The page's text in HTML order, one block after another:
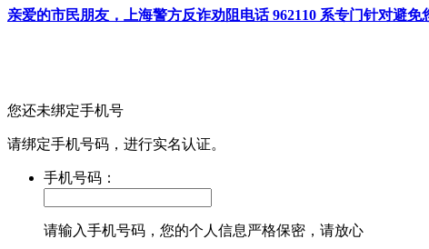
亲爱的市民朋友，上海警方反诈劝阻电话 962110 系专门针对避
您还未绑定手机号
请绑定手机号码，进行实名认证。
手机号码：
请输入手机号码，您的个人信息严格保密，请放心